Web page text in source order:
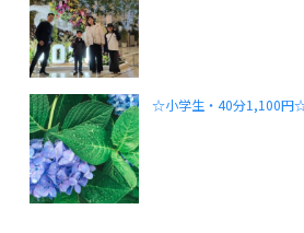
☆小学生・40分1,100円